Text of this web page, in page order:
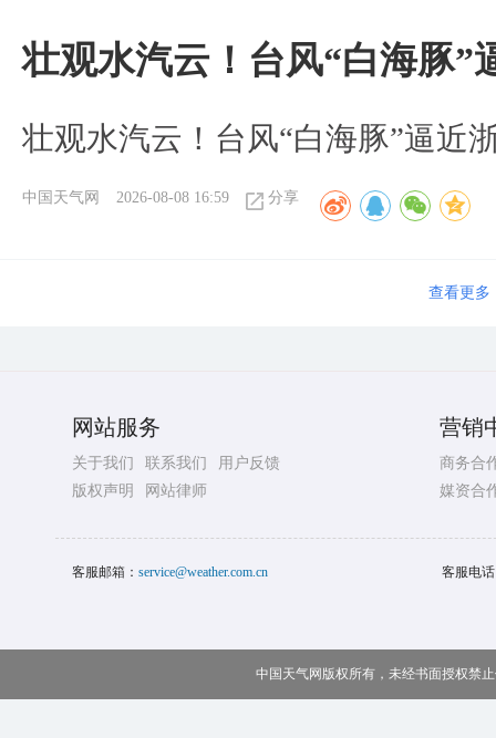
壮观水汽云！台风“白海豚”
壮观水汽云！台风“白海豚”逼近
中国天气网 2026-08-08 16:59 分享
查看更多
网站服务
关于我们 联系我们
用户反馈
版权声明
网站律师
营销
商务合
媒资合
客服邮箱： service@weather.com.cn 客服电
中国天气网版权所有，未经书面授权